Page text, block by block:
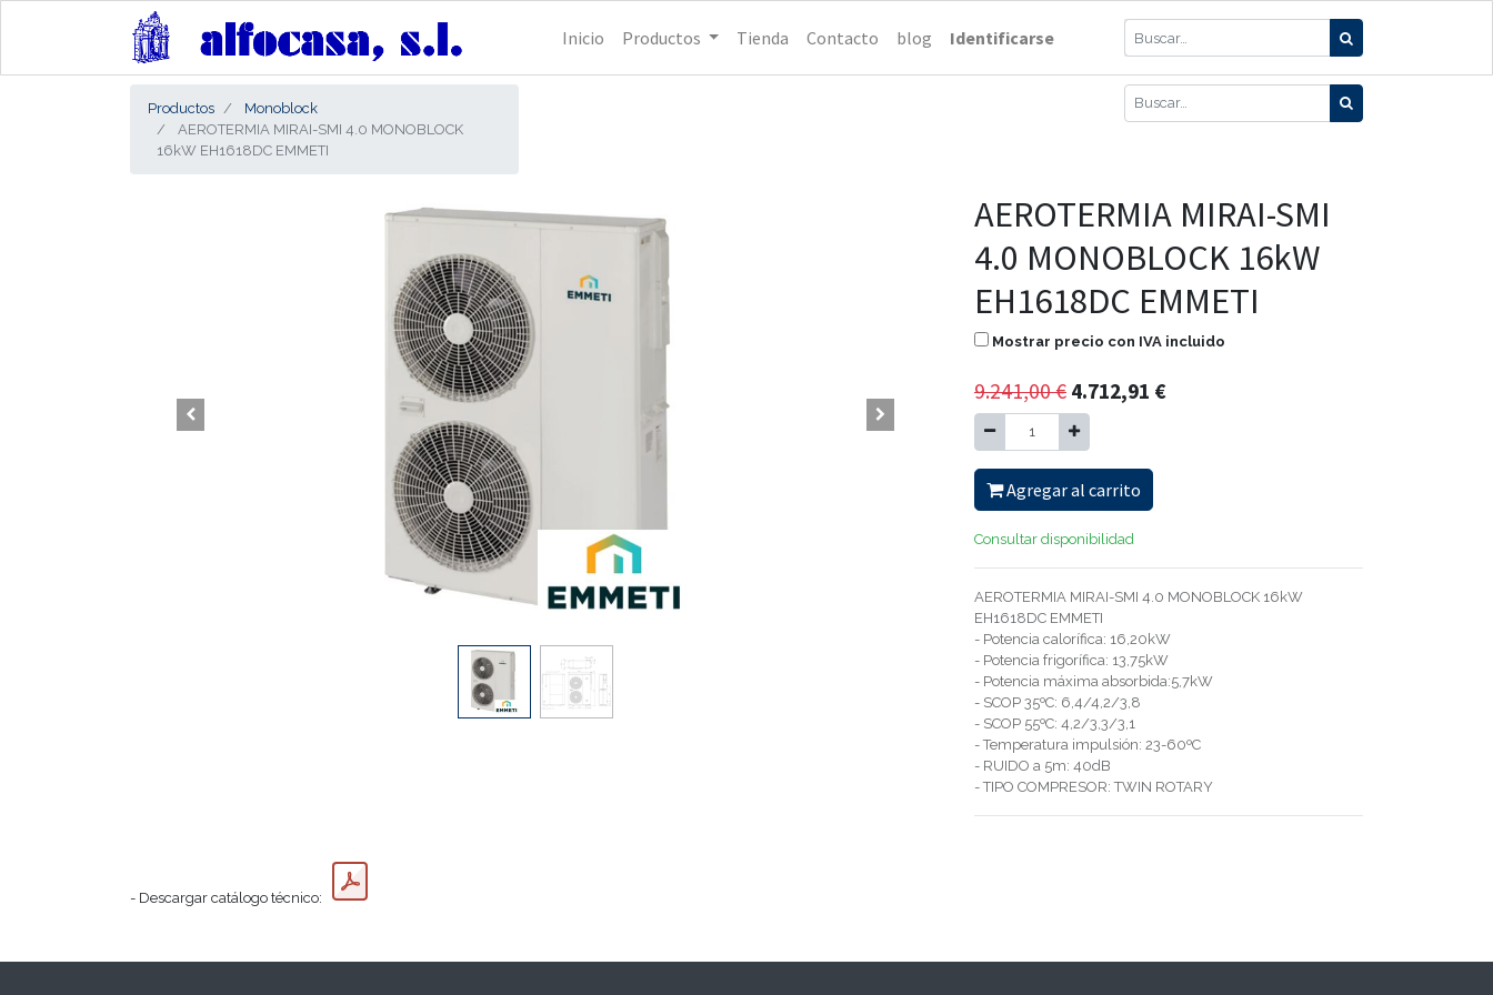
Inicio Productos Tienda Contacto blog Identificarse
Productos
Monoblock
AEROTERMIA MIRAI-SMI 4.0 MONOBLOCK
16kW EH1618DC EMMETI
AEROTERMIA MIRAI-SMI
4.0 MONOBLOCK 16kW
EH1618DC EMMETI
Mostrar precio con IVA incluido
9.241,00€ 4.712,91 €
Agregar al carrito
Consultar disponibilidad
AEROTERMIA MIRAI-SMI 4.0 MONOBLOCK 16kW
EH1618DC EMMETI
- Potencia calorífica: 16,20kW
- Potencia frigorífica: 13,75kW
- Potencia máxima absorbida:5,7kW
- SCOP 35ºC: 6,4/4,2/3,8
- SCOP 55ºC: 4,2/3,3/3,1
- Temperatura impulsión: 23-60ºC
- RUIDO a 5m: 40dB
- TIPO COMPRESOR: TWIN ROTARY
- Descargar catálogo técnico: